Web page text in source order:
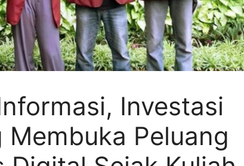
Investasi
Peluang